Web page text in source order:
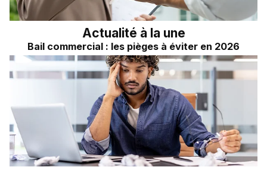
Actualité à la une
Bail commercial : les pièges à éviter en 2026